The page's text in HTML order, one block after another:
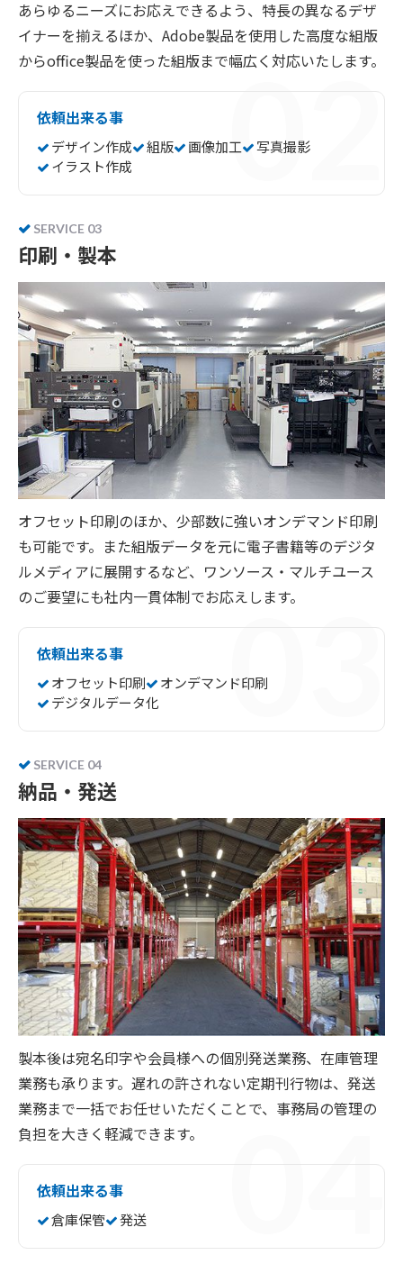
あらゆるニーズにお応えできるよう、特長の異なるデザ
イナーを揃えるほか、Adobe製品を使用した高度な組版
からoffice製品を使った組版まで幅広く対応いたします。
依頼出来る事
デザイン作成 組版 画像加工
写真撮影
イラスト作成
SERVICE 03
印刷・製本
オフセット印刷のほか、少部数に強いオンデマンド印刷
も可能です。また組版データを元に電子書籍等のデジタ
ルメディアに展開するなど、ワンソース・マルチユース
のご要望にも社内一貫体制でお応えします。
依頼出来る事
オフセット印刷
オンデマンド印刷
デジタルデータ化
SERVICE 04
納品・発送
製本後は宛名印字や会員様への個別発送業務、在庫管理
業務も承ります。遅れの許されない定期刊行物は、発送
業務まで一括でお任せいただくことで、事務局の管理の
負担を大きく軽減できます。
依頼出来る事
倉庫保管 発送